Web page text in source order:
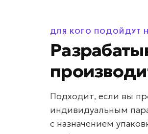
ДЛЯ КОГО ПОДОЙДУТ
Подходит, если вы
индивидуальным
с назначением